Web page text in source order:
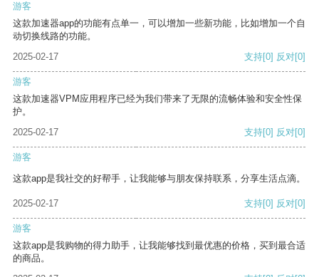
游客
这款加速器app的功能有点单一，可以增加一些新功能，比如增加一个自
动切换线路的功能。
2025-02-17
支持[0] 反对[0]
游客
这款加速器VPM应用程序已经为我们带来了无限的流畅体验和安全性保
护。
2025-02-17
支持[0] 反对[0]
游客
这款app是我社交的好帮手，让我能够与朋友保持联系，分享生活点滴。
2025-02-17 支持[0] 反对[0]
游客
这款app是我购物的得力助手，让我能够找到最优惠的价格，买到最合适
的商品。